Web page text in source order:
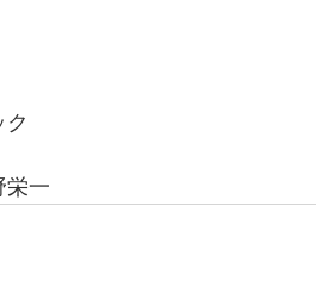
ク
一